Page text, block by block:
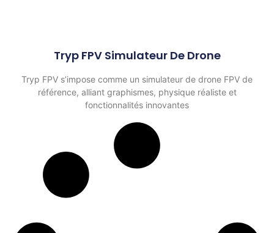
Tryp FPV Simulateur De Drone
Tryp FPV s’impose comme un simulateur de drone FPV de
référence, alliant graphismes, physique réaliste et
fonctionnalités innovantes